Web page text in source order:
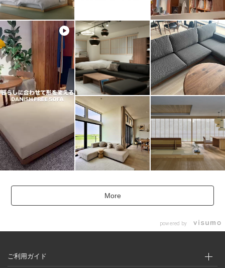
More
powered by
ご利用ガイド